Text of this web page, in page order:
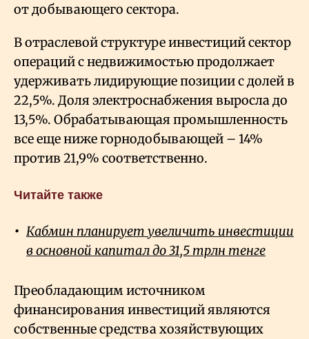
от добывающего сектора.
В отраслевой структуре инвестиций сектор
операций с недвижимостью продолжает
удерживать лидирующие позиции с долей в
22,5%. Доля электроснабжения выросла до
13,5%. Обрабатывающая промышленность
все еще ниже горнодобывающей – 14%
против 21,9% соответственно.
Читайте также
Кабмин планирует увеличить инвестиции
в основной капитал до 31,5 трлн тенге
Преобладающим источником
финансирования инвестиций являются
собственные средства хозяйствующих